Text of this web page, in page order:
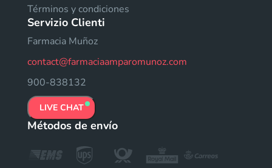
Términos y condiciones
Servizio Clienti
Farmacia Muñoz
contact@farmaciaamparomunoz.com
900-838132
LIVE CHAT
Métodos de envío